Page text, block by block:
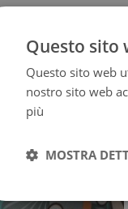
tappeto.
dura
Questo sito
Questo sito web
nostro sito web
più
MOSTRA